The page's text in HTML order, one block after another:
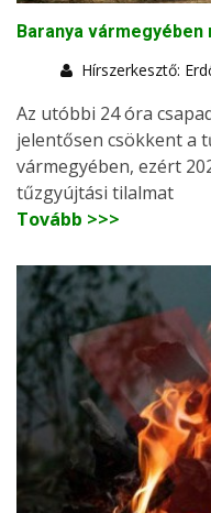
Baranya
Hírszerkesztő:
Az utóbbi 24 óra
jelentősen csökkent a
vármegyében, ezért
tűzgyújtási tilalmat
Tovább >>>